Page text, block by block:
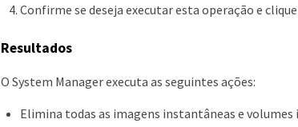
Confirme se deseja executar esta operação e
Resultados
O System Manager executa as seguintes ações:
Elimina todas as imagens instantâneas e